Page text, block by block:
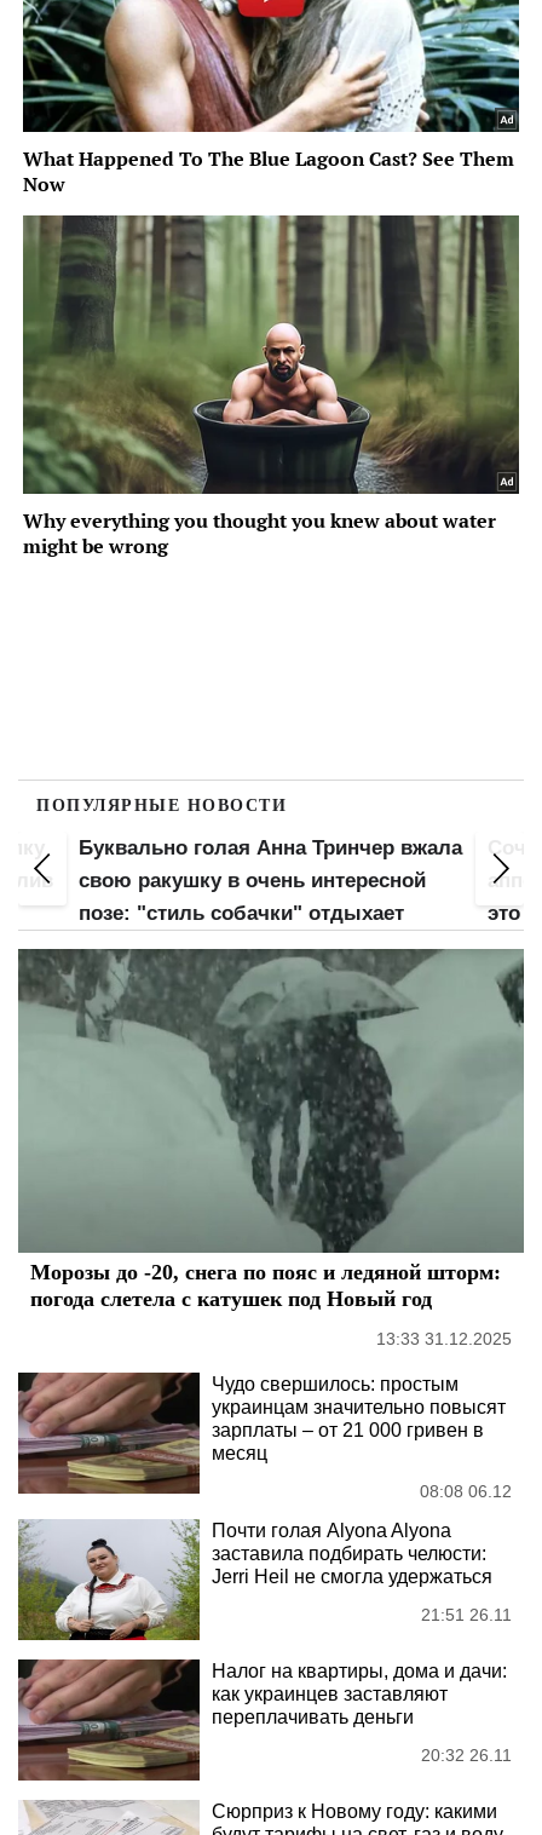
ПОПУЛЯРНЫЕ НОВОСТИ
Буквально голая Анна Тринчер вжала
свою ракушку в очень интересной
позе: "стиль собачки" отдыхает
это
Морозы до -20, снега по пояс и ледяной шторм:
погода слетела с катушек под Новый год
13:33 31.12.2025
Чудо свершилось: простым
украинцам значительно повысят
зарплаты – от 21 000 гривен в
месяц
08:08 06.12
Почти голая Alyona Alyona
заставила подбирать челюсти:
Jerri Heil не смогла удержаться
21:51 26.11
Налог на квартиры, дома и дачи:
как украинцев заставляют
переплачивать деньги
20:32 26.11
Сюрприз к Новому году: какими